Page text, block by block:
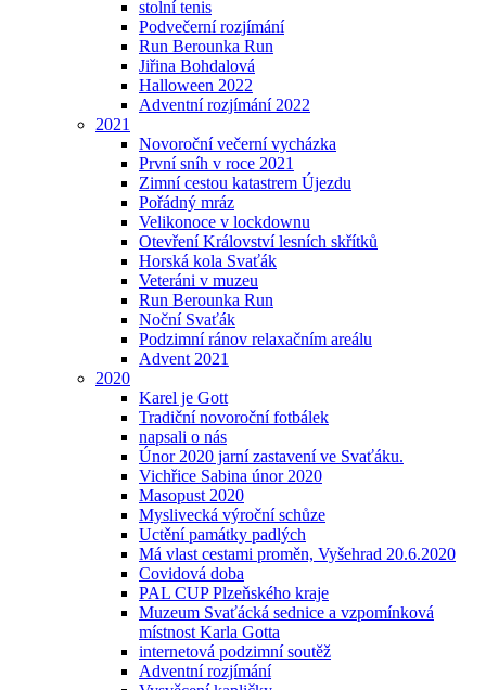
stolní tenis
Podvečerní rozjímání
Run Berounka Run
Jiřina Bohdalová
Halloween 2022
Adventní rozjímání 2022
2021
Novoroční večerní vycházka
První sníh v roce 2021
Zimní cestou katastrem Újezdu
Pořádný mráz
Velikonoce v lockdownu
Otevření Království lesních skřítků
Horská kola Svaťák
Veteráni v muzeu
Run Berounka Run
Noční Svaťák
Podzimní ránov relaxačním areálu
Advent 2021
2020
Karel je Gott
Tradiční novoroční fotbálek
napsali o nás
Únor 2020 jarní zastavení ve Svaťáku.
Vichřice Sabina únor 2020
Masopust 2020
Myslivecká výroční schůze
Uctění památky padlých
Má vlast cestami proměn, Vyšehrad 20.6.2020
Covidová doba
PAL CUP Plzeňského kraje
Muzeum Svaťácká sednice a vzpomínková
místnost Karla Gotta
internetová podzimní soutěž
Adventní rozjímání